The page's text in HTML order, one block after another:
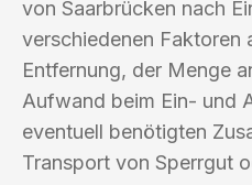
von Saarbrücken nach
verschiedenen Faktoren
Entfernung, der Menge
Aufwand beim Ein- und
eventuell benötigten
Transport von Sperrgut